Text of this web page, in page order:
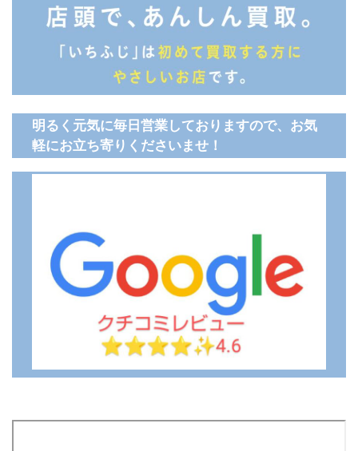
明るく元気に毎日営業しておりますので、お気
軽にお立ち寄りくださいませ！